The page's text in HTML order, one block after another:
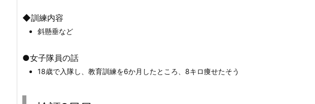
◆訓練内容
斜懸垂など
●女子隊員の話
18歳で入隊し、教育訓練を6か月したところ、8キロ痩せたそう